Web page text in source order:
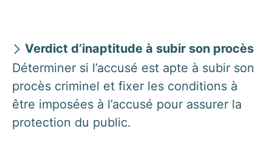
Verdict d’inaptitude à subir son procès
Déterminer si l’accusé est apte à subir son
procès criminel et fixer les conditions à
être imposées à l’accusé pour assurer la
protection du public.